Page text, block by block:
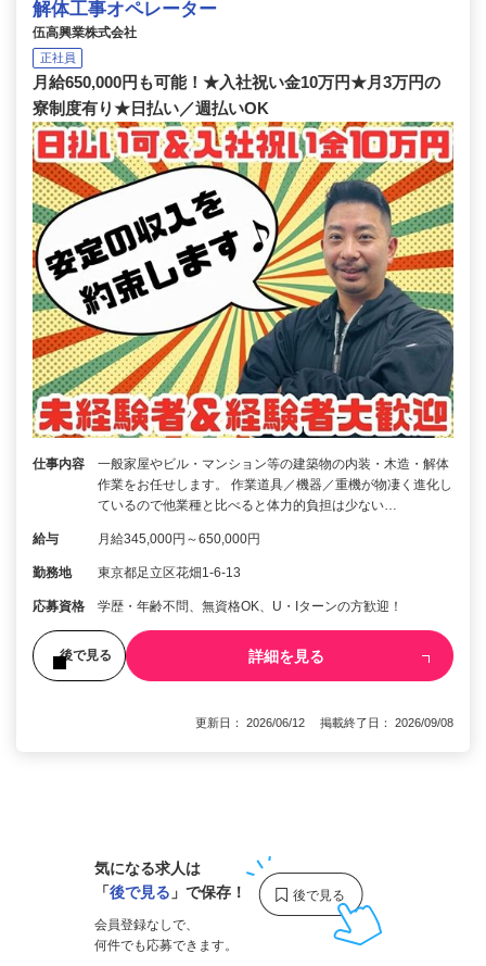
解体工事オペレーター
伍高興業株式会社
正社員
月給650,000円も可能！★入社祝い金10万円★月3万円の
寮制度有り★日払い／週払いOK
仕事内容
一般家屋やビル・マンション等の建築物の内装・木造・解体
作業をお任せします。 作業道具／機器／重機が物凄く進化し
ているので他業種と比べると体力的負担は少ない…
給与 月給345,000円～650,000円
勤務地 東京都足立区花畑1-6-13
応募資格 学歴・年齢不問、無資格OK、U・Iターンの方歓迎！
後で見る 詳細を見る
更新日： 2026/06/12 掲載終了日： 2026/09/08
気になる求人は
「後で見る 」で保存！
会員登録なしで、
何件でも応募できます。